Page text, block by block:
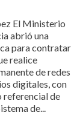
El Ministerio
abrió una
para contratar
realice
de redes
digitales, con
referencial de
de...